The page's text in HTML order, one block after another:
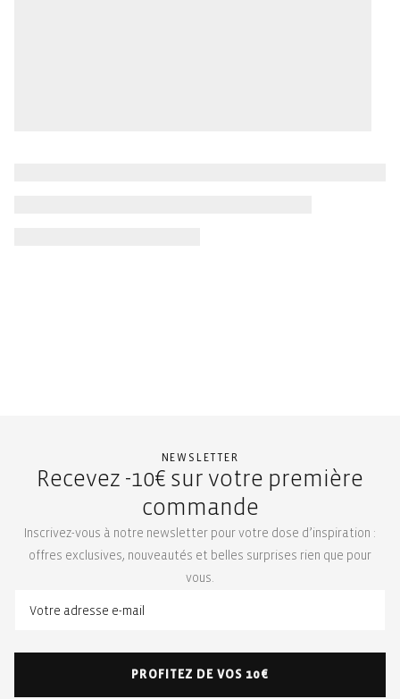
NEWSLETTER
Recevez -10€ sur votre première
commande
Inscrivez-vous à notre newsletter pour votre dose d’inspiration :
offres exclusives, nouveautés et belles surprises rien que pour
vous.
PROFITEZ DE VOS 10€